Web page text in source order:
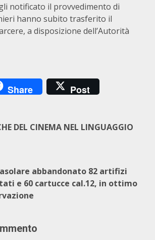
notificato il provvedimento di
hanno subito trasferito il
a disposizione dell’Autorità
Share Post
DEL CINEMA NEL LINGUAGGIO
abbandonato 82 artifizi
e 60 cartucce cal.12, in ottimo